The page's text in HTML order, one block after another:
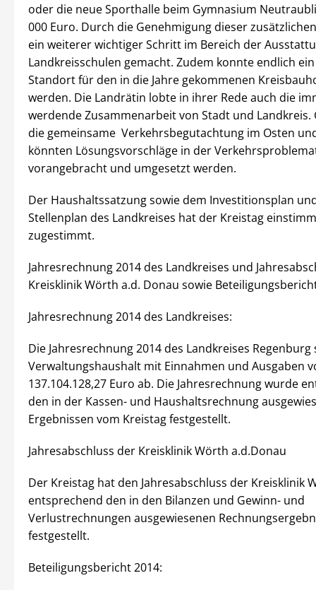
oder die neue Sporthalle beim Gymnasium
000 Euro. Durch die Genehmigung dieser
ein weiterer wichtiger Schritt im Bereich der
Landkreisschulen gemacht. Zudem konnte endlich
Standort für den in die Jahre gekommenen
werden. Die Landrätin lobte in ihrer Rede auch die
werdende Zusammenarbeit von Stadt und Landkreis.
die gemeinsame Verkehrsbegutachtung im Osten
könnten Lösungsvorschläge in der
vorangebracht und umgesetzt werden.
Der Haushaltssatzung sowie dem Investitionsplan
Stellenplan des Landkreises hat der Kreistag
zugestimmt.
Jahresrechnung 2014 des Landkreises und
Kreisklinik Wörth a.d. Donau sowie
Jahresrechnung 2014 des Landkreises:
Die Jahresrechnung 2014 des Landkreises
Verwaltungshaushalt mit Einnahmen und Ausgaben
137.104.128,27 Euro ab. Die Jahresrechnung wurde
den in der Kassen- und Haushaltsrechnung
Ergebnissen vom Kreistag festgestellt.
Jahresabschluss der Kreisklinik Wörth a.d.Donau
Der Kreistag hat den Jahresabschluss der Kreisklinik
entsprechend den in den Bilanzen und Gewinn- und
Verlustrechnungen ausgewiesenen
festgestellt.
Beteiligungsbericht 2014: